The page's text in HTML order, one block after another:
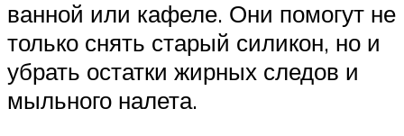
ванной или кафеле. Они помогут не
только снять старый силикон, но и
убрать остатки жирных следов и
мыльного налета.